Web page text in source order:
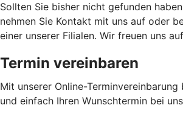
Sollten Sie bisher nicht gefunden
nehmen Sie Kontakt mit uns auf oder
einer unserer Filialen. Wir freuen uns
Termin vereinbaren
Mit unserer Online-Terminvereinbarung
und einfach Ihren Wunschtermin bei